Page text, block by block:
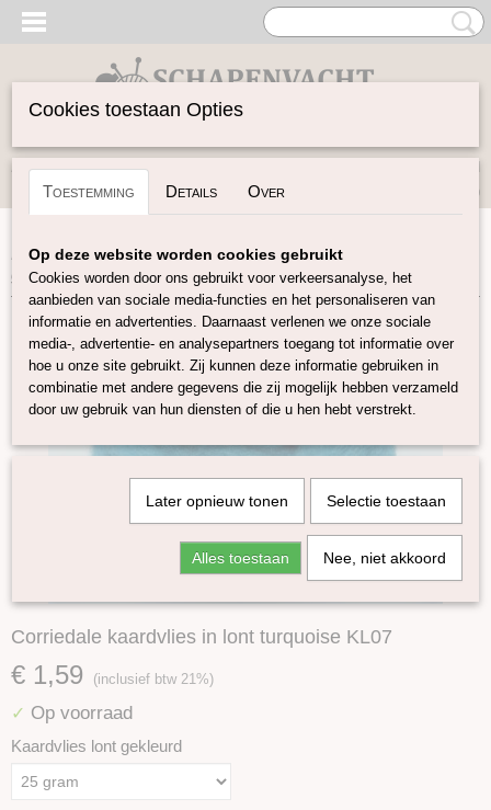
Inloggen Registreren
(0)
Home>Gekaarde Wol>Corriedal kaardvlies in lont
gekleurd >Corriedale kaardvlies in lont turquoise KL07
Corriedale kaardvlies in lont turquoise KL07
€ 1,59 (inclusief btw 21%)
✓ Op voorraad
Kaardvlies lont gekleurd
Cookies toestaan Opties
Toestemming Details Over
Op deze website worden cookies gebruikt
Cookies worden door ons gebruikt voor verkeersanalyse, het
aanbieden van sociale media-functies en het personaliseren van
informatie en advertenties. Daarnaast verlenen we onze sociale
media-, advertentie- en analysepartners toegang tot informatie over
hoe u onze site gebruikt. Zij kunnen deze informatie gebruiken in
combinatie met andere gegevens die zij mogelijk hebben verzameld
door uw gebruik van hun diensten of die u hen hebt verstrekt.
Later opnieuw tonen Selectie toestaan
Alles toestaan Nee, niet akkoord